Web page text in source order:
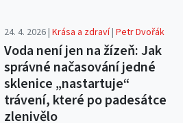
24. 4. 2026 |Krása a zdraví|Petr Dvořák
Voda není jen na žízeň: Jak
správné načasování jedné
sklenice „nastartuje“
trávení, které po padesátce
zlenivělo